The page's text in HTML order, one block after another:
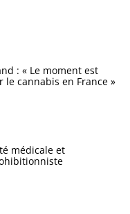
: « Le moment est
le cannabis en France »
médicale et